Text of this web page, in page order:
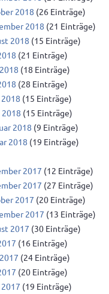
2018 (26 Einträge)
2018 (21 Einträge)
2018 (15 Einträge)
(21 Einträge)
(18 Einträge)
(28 Einträge)
(15 Einträge)
2018 (15 Einträge)
2018 (9 Einträge)
2018 (19 Einträge)
2017 (12 Einträge)
2017 (27 Einträge)
2017 (20 Einträge)
2017 (13 Einträge)
2017 (30 Einträge)
(16 Einträge)
(24 Einträge)
(20 Einträge)
(19 Einträge)